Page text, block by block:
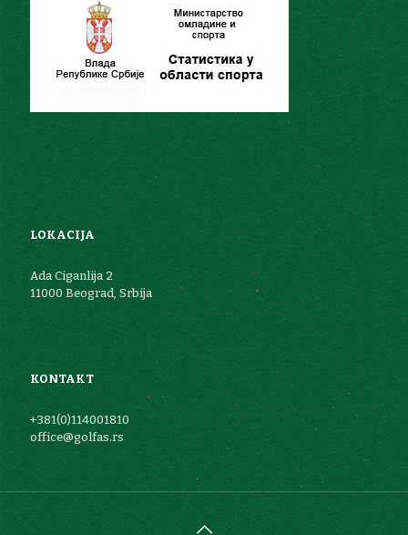
LOKACIJA
Ada Ciganlija 2
11000 Beograd, Srbija
KONTAKT
+381(0)114001810
office@golfas.rs